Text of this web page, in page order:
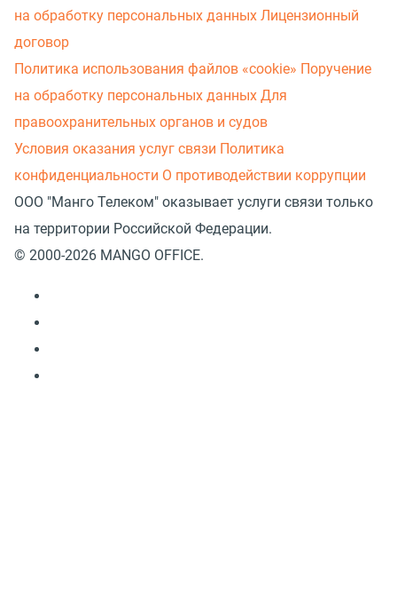
на обработку персональных данных Лицензионный
договор
Политика использования файлов «cookie» Поручение
на обработку персональных данных Для
правоохранительных органов и судов
Условия оказания услуг связи Политика
конфиденциальности О противодействии коррупции
ООО "Манго Телеком" оказывает услуги связи только
на территории Российской Федерации.
© 2000-2026 MANGO OFFICE.